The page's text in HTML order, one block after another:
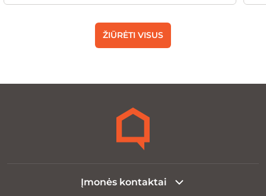
ŽIŪRĖTI VISUS
Įmonės kontaktai